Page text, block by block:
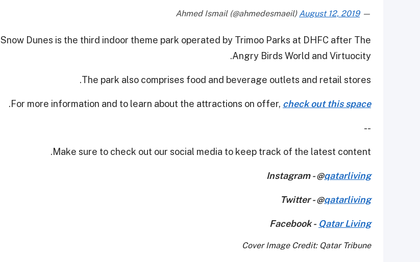
— Ahmed Ismail (@ahmedesmaeil)
August 12, 2019
Snow Dunes is the third indoor theme park operated by Trimoo Parks at DHFC after The
Angry Birds World and Virtuocity.
The park also comprises food and beverage outlets and retail stores.
For more information and to learn about the attractions on offer, check out this space
.
--
Make sure to check out our social media to keep track of the latest content.
Instagram - @qatarliving
Twitter - @qatarliving
Facebook - Qatar Living
Cover Image Credit: Qatar Tribune